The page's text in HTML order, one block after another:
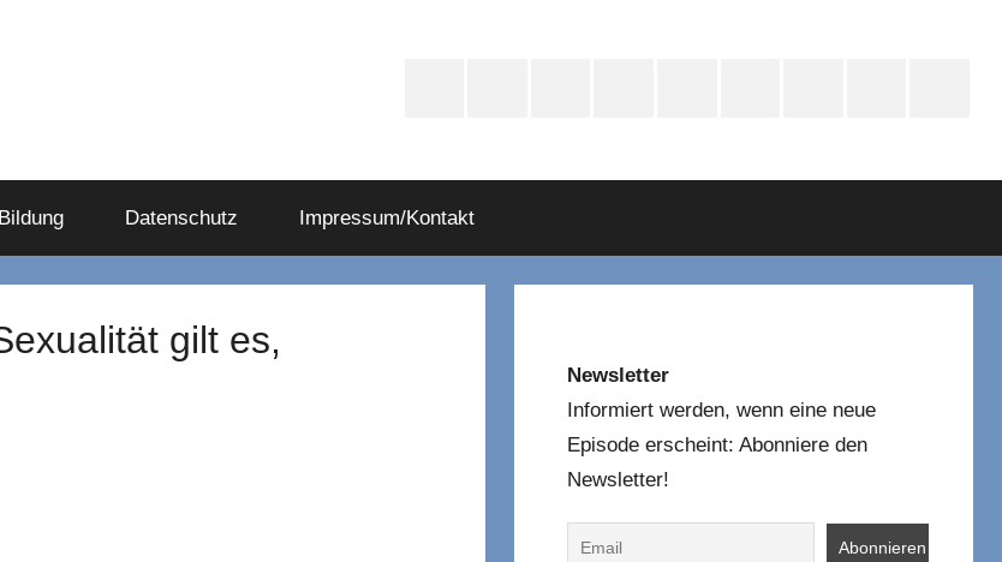
Datenschutz Impressum/Kontakt
gilt es,
Newsletter
Informiert werden, wenn eine neue
Episode erscheint: Abonniere den
Newsletter!